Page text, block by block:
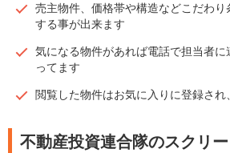
売主物件、価格帯や構造などこだわ
する事が出来ます
気になる物件があれば電話で担当者
ってます
閲覧した物件はお気に入りに登録され
不動産投資連合隊のスクリ